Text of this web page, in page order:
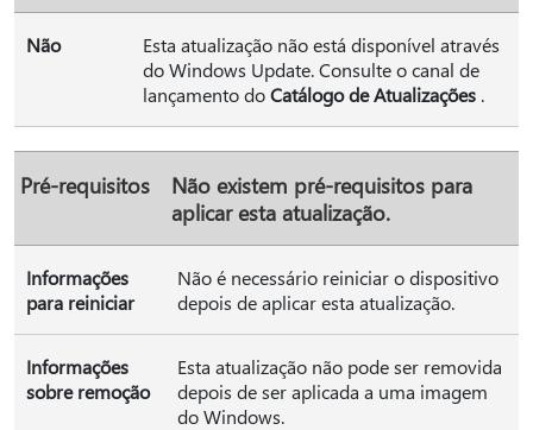
Não
Esta atualização não está disponível através
do Windows Update. Consulte o canal de
lançamento doCatálogo de Atualizações .
Pré-requisitos
Não existem pré-requisitos para
aplicar esta atualização.
Informações
para reiniciar
Não é necessário reiniciar o dispositivo
depois de aplicar esta atualização.
Informações
sobre remoção
Esta atualização não pode ser removida
depois de ser aplicada a uma imagem
do Windows.